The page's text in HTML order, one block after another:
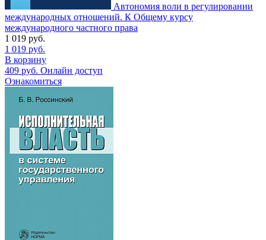
Автономия воли в регулировании
международных отношений. К Общему курсу
международного частного права
1 019 руб.
1 019 руб.
В корзину
409 руб. Онлайн доступ
Ознакомиться